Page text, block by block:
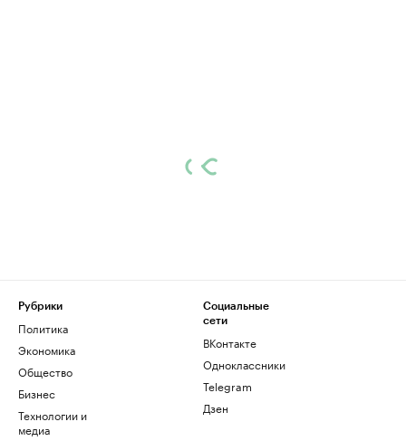
Рубрики
Политика
Экономика
Общество
Бизнес
Технологии и
медиа
Социальные
сети
ВКонтакте
Одноклассники
Telegram
Дзен